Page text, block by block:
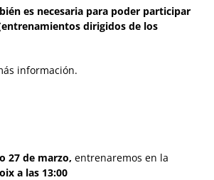
es necesaria para poder participar
dirigidos de los
información.
27 de marzo, entrenaremos en la
a las 13:00